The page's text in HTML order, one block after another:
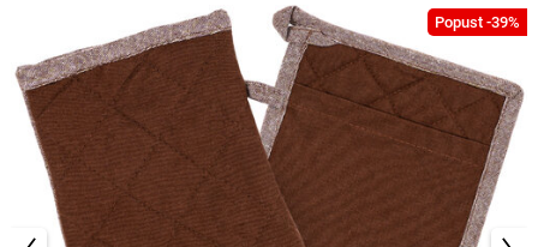
Popust -39%